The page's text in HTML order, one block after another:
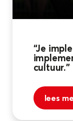
“Je
cultuur.”
lees